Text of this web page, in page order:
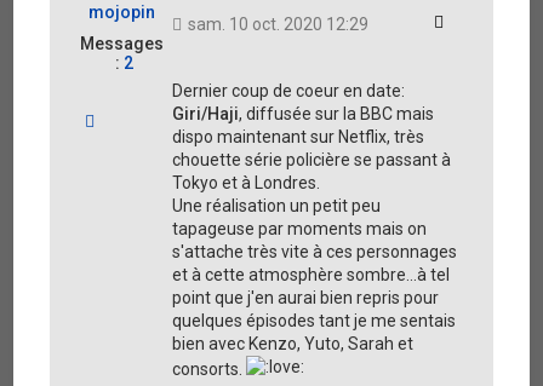
9
mojopin
Messages
: 2
sam. 10 oct. 2020 12:29
Dernier coup de coeur en date:
Giri/Haji, diffusée sur la BBC mais
dispo maintenant sur Netflix, très
chouette série policière se passant à
Tokyo et à Londres.
Une réalisation un petit peu
tapageuse par moments mais on
s'attache très vite à ces personnages
et à cette atmosphère sombre...à tel
point que j'en aurai bien repris pour
quelques épisodes tant je me sentais
bien avec Kenzo, Yuto, Sarah et
consorts.